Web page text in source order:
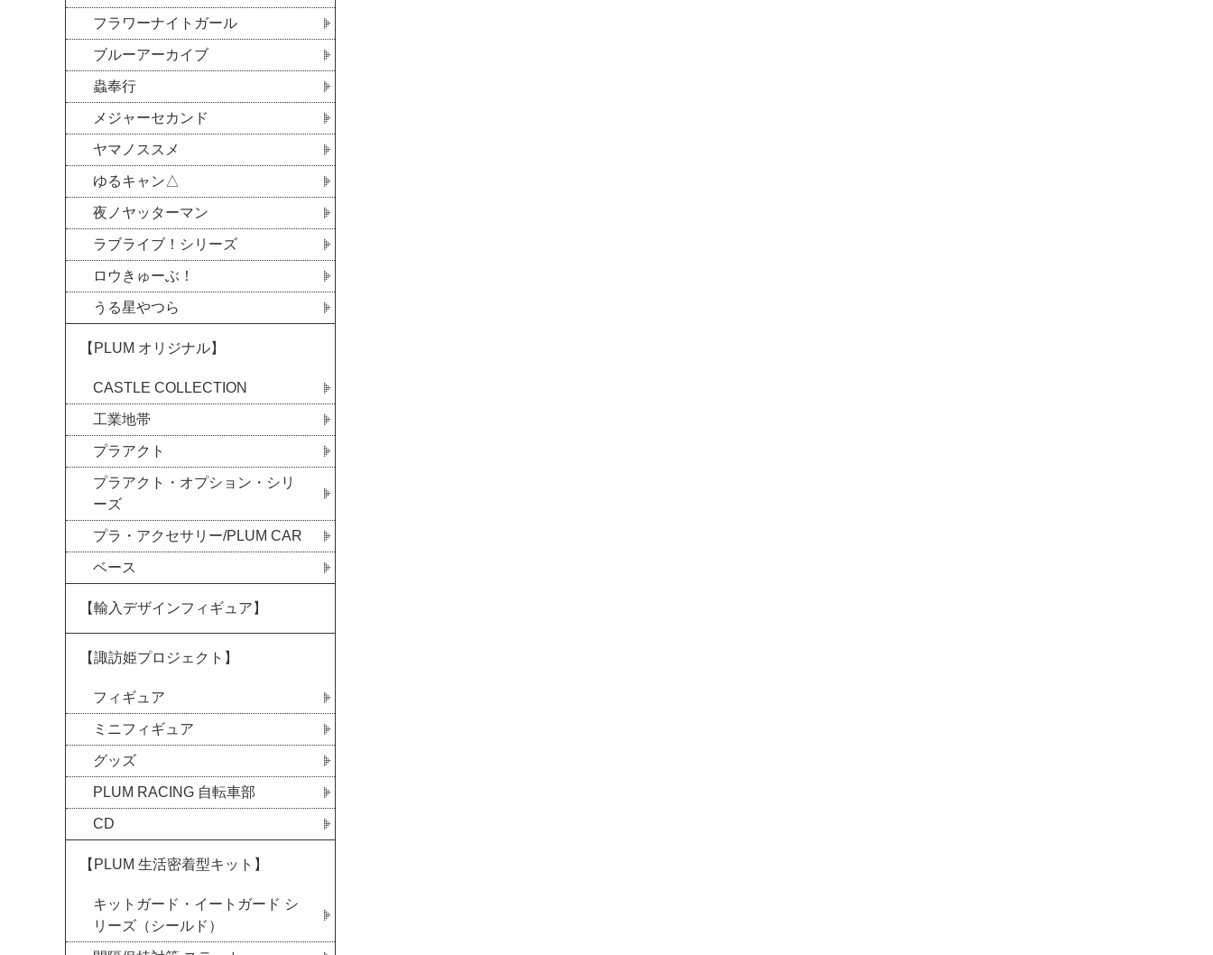
フラワーナイトガール
ブルーアーカイブ
蟲奉行
メジャーセカンド
ヤマノススメ
ゆるキャン△
夜ノヤッターマン
ラブライブ！シリーズ
ロウきゅーぶ！
うる星やつら
【PLUM オリジナル】
CASTLE COLLECTION
工業地帯
プラアクト
プラアクト・オプション・シリ
ーズ
プラ・アクセサリー/PLUM CAR
ベース
【輸入デザインフィギュア】
【諏訪姫プロジェクト】
フィギュア
ミニフィギュア
グッズ
PLUM RACING 自転車部
CD
【PLUM 生活密着型キット】
キットガード・イートガード シ
リーズ（シールド）